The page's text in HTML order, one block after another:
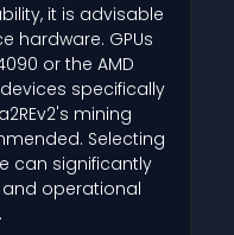
it is advisable
hardware. GPUs
or the AMD
devices specifically
mining
Selecting
can significantly
operational